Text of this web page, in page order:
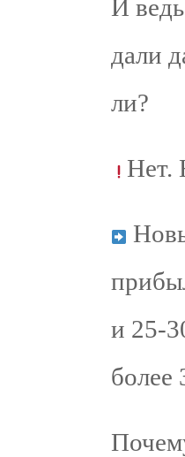
И
дали
ли?
Нет.
и 25-
более